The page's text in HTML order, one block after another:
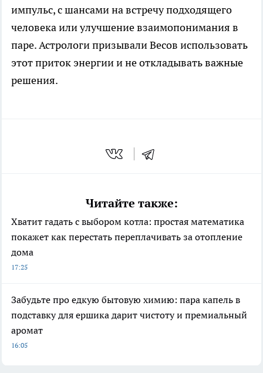
импульс, с шансами на встречу подходящего
человека или улучшение взаимопонимания в
паре. Астрологи призывали Весов использовать
этот приток энергии и не откладывать важные
решения.
Читайте также:
Хватит гадать с выбором котла: простая математика
покажет как перестать переплачивать за отопление
дома
17:25
Забудьте про едкую бытовую химию: пара капель в
подставку для ершика дарит чистоту и премиальный
аромат
16:05